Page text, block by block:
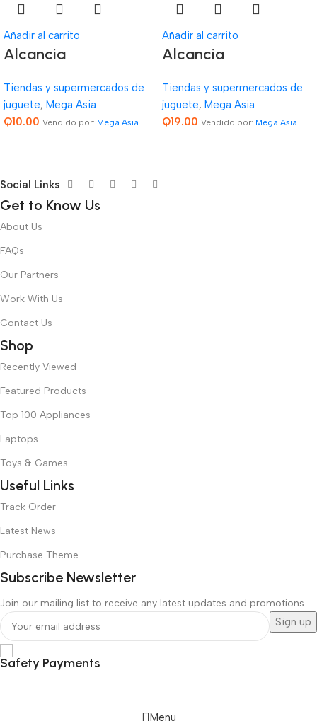
Añadir al carrito
Alcancia
Tiendas y supermercados de
juguete, Mega Asia
Q10.00 Vendido por: Mega Asia
Añadir al carrito
Alcancia
Tiendas y supermercados de
juguete, Mega Asia
Q19.00 Vendido por: Mega Asia
Social Links
Get to Know Us
About Us
FAQs
Our Partners
Work With Us
Contact Us
Shop
Recently Viewed
Featured Products
Top 100 Appliances
Laptops
Toys & Games
Useful Links
Track Order
Latest News
Purchase Theme
Subscribe Newsletter
Join our mailing list to receive any latest updates and promotions.
Safety Payments
Menu